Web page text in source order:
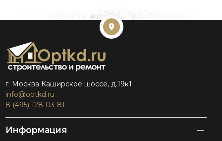
г. Москва Каширское шоссе, д.19к1
info@optkd.ru
8 (495) 128-03-81
Информация